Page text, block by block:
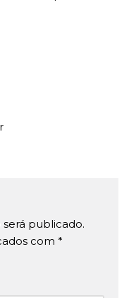
publicado.
com *